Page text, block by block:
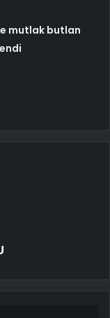
mutlak butlan